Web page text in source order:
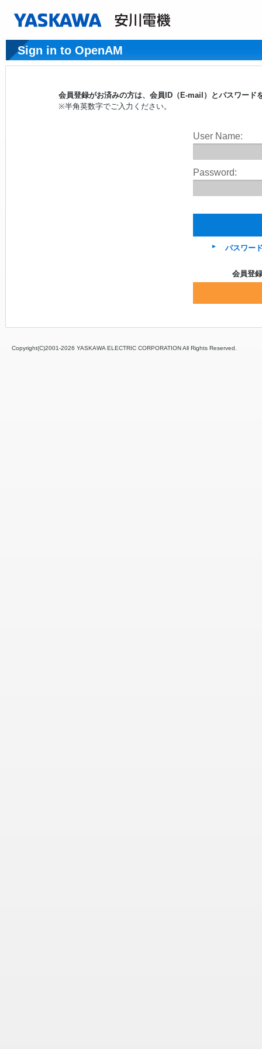
Sign in to OpenAM
会員登録がお済みの方は、会員ID（E-mail）とパスワー
※半角英数字でご入力ください。
User Name:
Password:
パスワー
会員登
Copyright(C)2001‐2026 YASKAWA ELECTRIC CORPORATION All Rights Reserved.